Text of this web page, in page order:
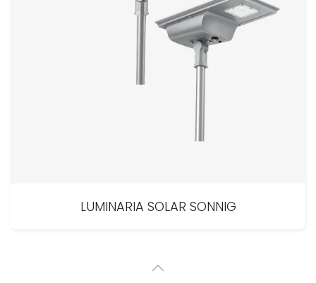
LUMINARIA SOLAR SONNIG